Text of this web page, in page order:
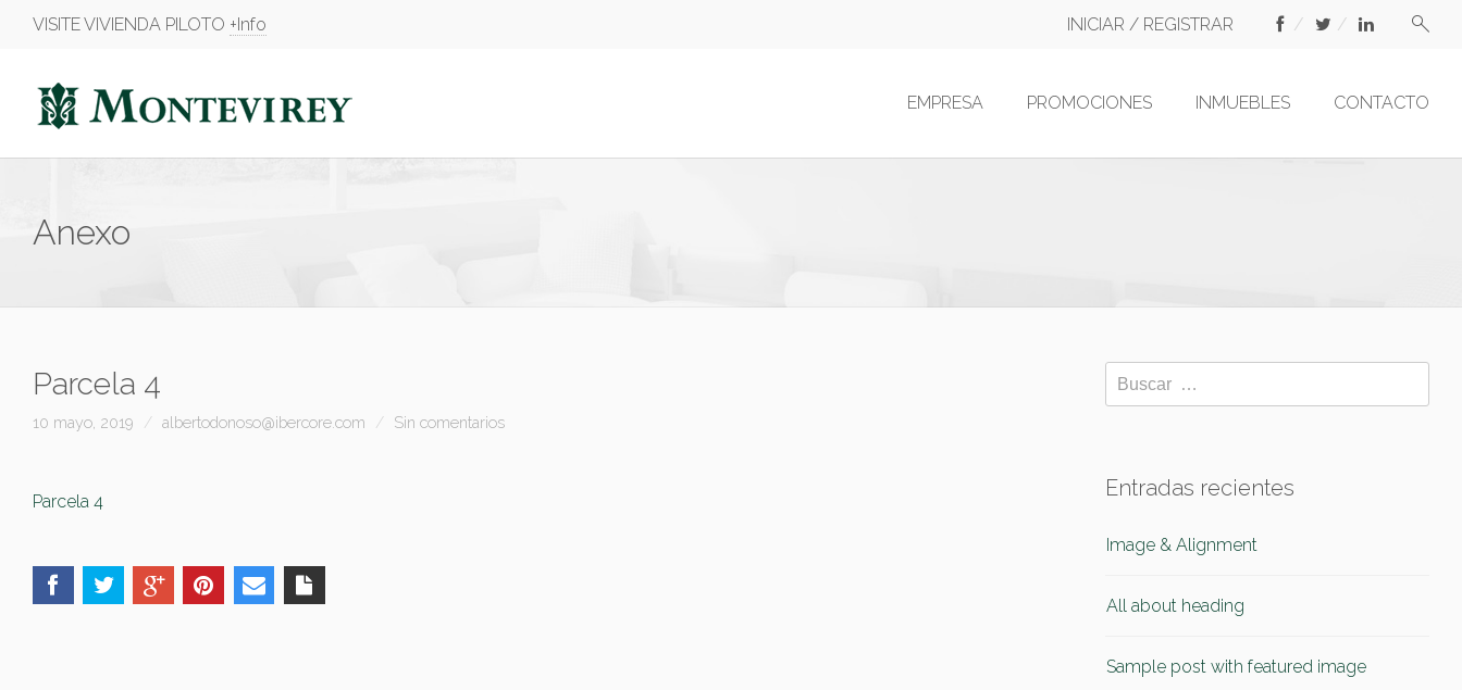
VISITE VIVIENDA PILOTO +Info INICIAR / REGISTRAR
EMPRESA PROMOCIONES INMUEBLES CONTACTO
Anexo
Parcela 4
10 mayo, 2019 albertodonoso@ibercore.com Sin comentarios
Parcela 4
Entradas recientes
Image & Alignment
All about heading
Sample post with featured image